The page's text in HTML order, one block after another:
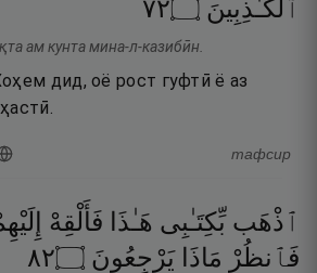
ٱلْكَـٰذِبِينَ ۝٢٧
ам кунта мина-л-казибӣн.
дид, оё рост гуфтӣ ё аз
тафсир
ٱذْهَب بِّكِتَـٰبِى هَـٰذَا فَأَلْقِهْ
فَٱنظُرْ مَاذَا يَرْجِعُونَ ۝٢٨